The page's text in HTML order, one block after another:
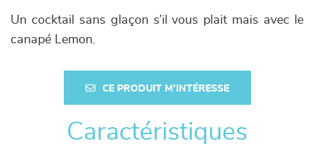
Un cocktail sans glaçon s’il vous plait mais avec le
canapé Lemon.
CE PRODUIT M'INTÉRESSE
Caractéristiques